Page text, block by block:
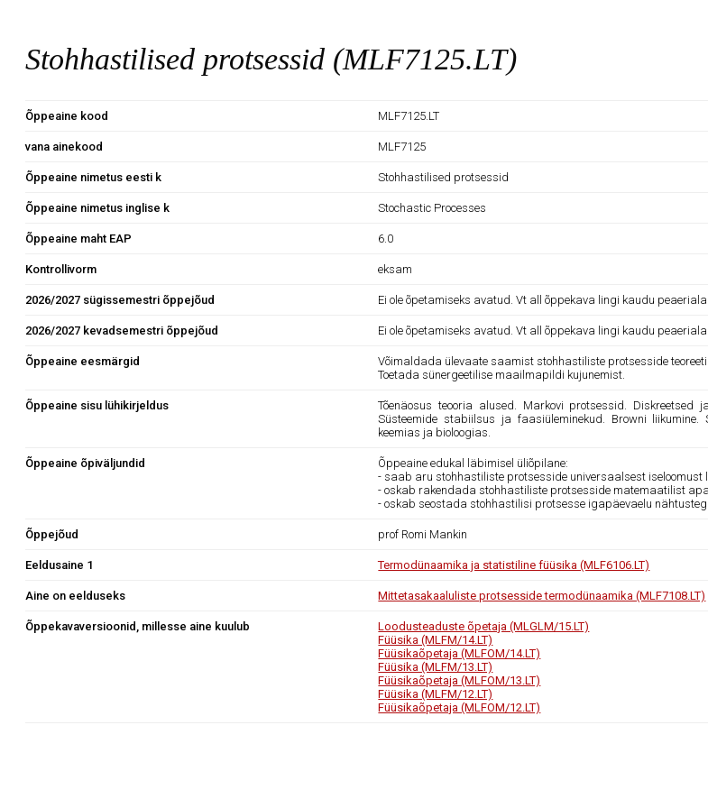
Stohhastilised protsessid (MLF7125.LT)
Õppeaine kood MLF7125.LT
vana ainekood MLF7125
Õppeaine nimetus eesti k Stohhastilised protsessid
Õppeaine nimetus inglise k Stochastic Processes
Õppeaine maht EAP 6.0
Kontrollivorm eksam
2026/2027 sügissemestri õppejõud Ei ole õpetamiseks avatud. Vt all õppekava lingi kaudu
2026/2027 kevadsemestri õppejõud Ei ole õpetamiseks avatud. Vt all õppekava lingi kaudu
Õppeaine eesmärgid
Võimaldada ülevaate saamist stohhastiliste protsesside
Toetada sünergeetilise maailmapildi kujunemist.
Õppeaine sisu lühikirjeldus
Tõenäosus teooria alused. Markovi protsessid.
Süsteemide stabiilsus ja faasiüleminekud. Browni
keemias ja bioloogias.
Õppeaine õpiväljundid
Õppeaine edukal läbimisel üliõpilane:
- saab aru stohhastiliste protsesside universaalsest
- oskab rakendada stohhastiliste protsesside matemaatilist
- oskab seostada stohhastilisi protsesse igapäevaelu
Õppejõud prof Romi Mankin
Eeldusaine 1 Termodünaamika ja statistiline füüsika (MLF6106.LT)
Aine on eelduseks Mittetasakaaluliste protsesside termodünaamika (MLF7108.LT)
Õppekavaversioonid, millesse aine kuulub
Loodusteaduste õpetaja (MLGLM/15.LT)
Füüsika (MLFM/14.LT)
Füüsikaõpetaja (MLFOM/14.LT)
Füüsika (MLFM/13.LT)
Füüsikaõpetaja (MLFOM/13.LT)
Füüsika (MLFM/12.LT)
Füüsikaõpetaja (MLFOM/12.LT)